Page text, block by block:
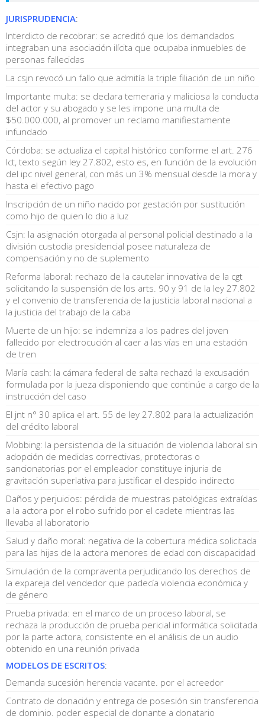
JURISPRUDENCIA:
Interdicto de recobrar: se acreditó que los demandados
integraban una asociación ilícita que ocupaba inmuebles de
personas fallecidas
La csjn revocó un fallo que admitía la triple filiación de un niño
Importante multa: se declara temeraria y maliciosa la conducta
del actor y su abogado y se les impone una multa de
$50.000.000, al promover un reclamo manifiestamente
infundado
Córdoba: se actualiza el capital histórico conforme el art. 276
lct, texto según ley 27.802, esto es, en función de la evolución
del ipc nivel general, con más un 3% mensual desde la mora y
hasta el efectivo pago
Inscripción de un niño nacido por gestación por sustitución
como hijo de quien lo dio a luz
Csjn: la asignación otorgada al personal policial destinado a la
división custodia presidencial posee naturaleza de
compensación y no de suplemento
Reforma laboral: rechazo de la cautelar innovativa de la cgt
solicitando la suspensión de los arts. 90 y 91 de la ley 27.802
y el convenio de transferencia de la justicia laboral nacional a
la justicia del trabajo de la caba
Muerte de un hijo: se indemniza a los padres del joven
fallecido por electrocución al caer a las vías en una estación
de tren
María cash: la cámara federal de salta rechazó la excusación
formulada por la jueza disponiendo que continúe a cargo de la
instrucción del caso
El jnt n° 30 aplica el art. 55 de ley 27.802 para la actualización
del crédito laboral
Mobbing: la persistencia de la situación de violencia laboral sin
adopción de medidas correctivas, protectoras o
sancionatorias por el empleador constituye injuria de
gravitación superlativa para justificar el despido indirecto
Daños y perjuicios: pérdida de muestras patológicas extraídas
a la actora por el robo sufrido por el cadete mientras las
llevaba al laboratorio
Salud y daño moral: negativa de la cobertura médica solicitada
para las hijas de la actora menores de edad con discapacidad
Simulación de la compraventa perjudicando los derechos de
la expareja del vendedor que padecía violencia económica y
de género
Prueba privada: en el marco de un proceso laboral, se
rechaza la producción de prueba pericial informática solicitada
por la parte actora, consistente en el análisis de un audio
obtenido en una reunión privada
MODELOS DE ESCRITOS:
Demanda sucesión herencia vacante. por el acreedor
Contrato de donación y entrega de posesión sin transferencia
de dominio. poder especial de donante a donatario